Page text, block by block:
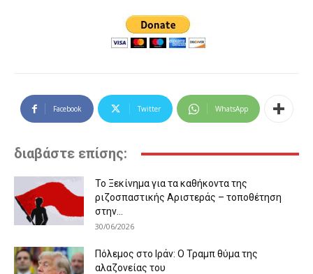
Facebook Twitter WhatsApp
διαβάστε επίσης:
Το Ξεκίνημα για τα καθήκοντα της
ριζοσπαστικής Αριστεράς – τοποθέτηση
στην...
30/06/2026
Πόλεμος στο Ιράν: Ο Τραμπ θύμα της
αλαζονείας του